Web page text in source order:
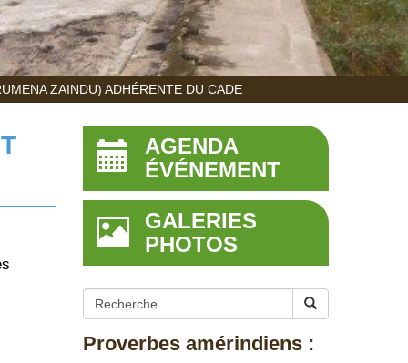
ZAINDU) ADHÉRENTE DU CADE
AGENDA
ÉVÉNEMENT
GALERIES
PHOTOS
Proverbes amérindiens :